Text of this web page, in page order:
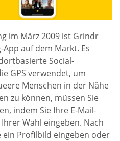
im März 2009 ist Grindr
auf dem Markt. Es
Social-
GPS verwendet, um
Menschen in der Nähe
zu können, müssen Sie
indem Sie Ihre E-Mail-
Wahl eingeben. Nach
ein Profilbild eingeben oder